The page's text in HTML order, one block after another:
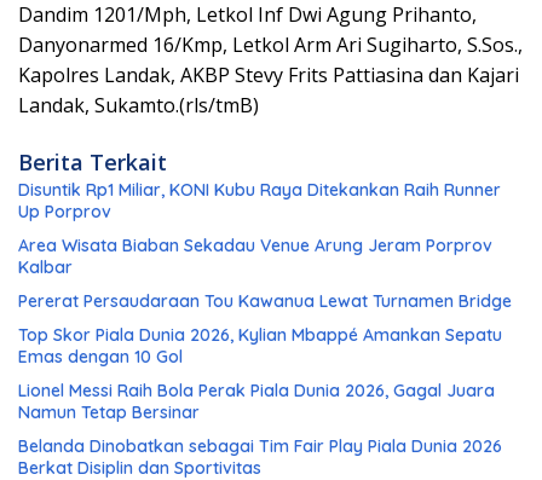
Dandim 1201/Mph, Letkol Inf Dwi Agung Prihanto,
Danyonarmed 16/Kmp, Letkol Arm Ari Sugiharto, S.Sos.,
Kapolres Landak, AKBP Stevy Frits Pattiasina dan Kajari
Landak, Sukamto.(rls/tmB)
Berita Terkait
Disuntik Rp1 Miliar, KONI Kubu Raya Ditekankan Raih Runner
Up Porprov
Area Wisata Biaban Sekadau Venue Arung Jeram Porprov
Kalbar
Pererat Persaudaraan Tou Kawanua Lewat Turnamen Bridge
Top Skor Piala Dunia 2026, Kylian Mbappé Amankan Sepatu
Emas dengan 10 Gol
Lionel Messi Raih Bola Perak Piala Dunia 2026, Gagal Juara
Namun Tetap Bersinar
Belanda Dinobatkan sebagai Tim Fair Play Piala Dunia 2026
Berkat Disiplin dan Sportivitas